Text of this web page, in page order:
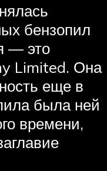
бензопил
— это
Limited. Она
еще в
была ней
времени,